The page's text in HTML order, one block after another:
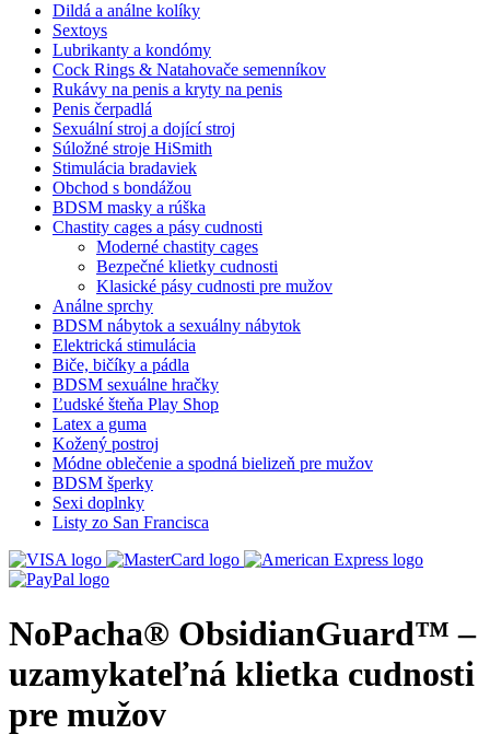
Dildá a análne kolíky
Sextoys
Lubrikanty a kondómy
Cock Rings & Natahovače semenníkov
Rukávy na penis a kryty na penis
Penis čerpadlá
Sexuální stroj a dojící stroj
Súložné stroje HiSmith
Stimulácia bradaviek
Obchod s bondážou
BDSM masky a rúška
Chastity cages a pásy cudnosti
Moderné chastity cages
Bezpečné klietky cudnosti
Klasické pásy cudnosti pre mužov
Análne sprchy
BDSM nábytok a sexuálny nábytok
Elektrická stimulácia
Biče, bičíky a pádla
BDSM sexuálne hračky
Ľudské šteňa Play Shop
Latex a guma
Kožený postroj
Módne oblečenie a spodná bielizeň pre mužov
BDSM šperky
Sexi doplnky
Listy zo San Francisca
NoPacha® ObsidianGuard™ –
uzamykateľná klietka cudnosti
pre mužov